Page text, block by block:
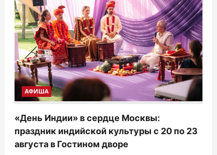
АФИША
«День Индии» в сердце Москвы:
праздник индийской культуры с 20 по 23
августа в Гостином дворе